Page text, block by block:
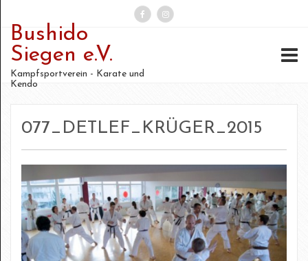
Suchen
nach:
Bushido
Siegen e.V.
Kampfsportverein - Karate und
Kendo
077_DETLEF_KRÜGER_2015